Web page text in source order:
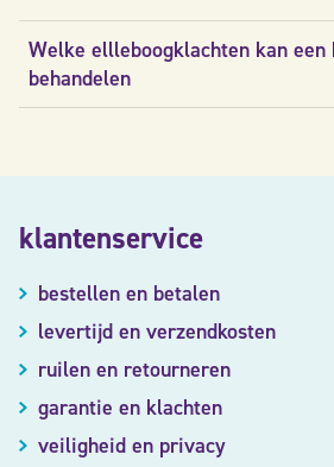
Welke ellleboogklachten kan een
behandelen
klantenservice
bestellen en betalen
levertijd en verzendkosten
ruilen en retourneren
garantie en klachten
veiligheid en privacy